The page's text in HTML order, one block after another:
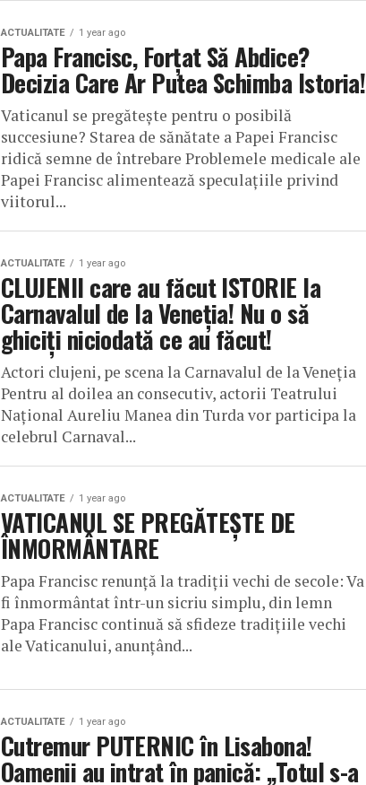
ACTUALITATE 1 year ago
Papa Francisc, Forțat Să Abdice?
Decizia Care Ar Putea Schimba Istoria!
Vaticanul se pregătește pentru o posibilă
succesiune? Starea de sănătate a Papei Francisc
ridică semne de întrebare Problemele medicale ale
Papei Francisc alimentează speculațiile privind
viitorul...
ACTUALITATE 1 year ago
CLUJENII care au făcut ISTORIE la
Carnavalul de la Veneția! Nu o să
ghiciți niciodată ce au făcut!
Actori clujeni, pe scena la Carnavalul de la Veneția
Pentru al doilea an consecutiv, actorii Teatrului
Național Aureliu Manea din Turda vor participa la
celebrul Carnaval...
ACTUALITATE 1 year ago
VATICANUL SE PREGĂTEȘTE DE
ÎNMORMÂNTARE
Papa Francisc renunță la tradiții vechi de secole: Va
fi înmormântat într-un sicriu simplu, din lemn
Papa Francisc continuă să sfideze tradițiile vechi
ale Vaticanului, anunțând...
ACTUALITATE 1 year ago
Cutremur PUTERNIC în Lisabona!
Oamenii au intrat în panică: „Totul s-a